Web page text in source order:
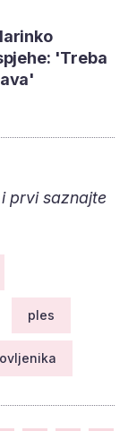
'Treba
i prvi saznajte
ples